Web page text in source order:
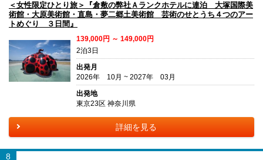
＜女性限定ひとり旅＞『倉敷の弊社Ａランクホテルに連泊 大塚国際美
術館・大原美術館・直島・夢二郷土美術館 芸術のせとうち４つのアー
トめぐり ３日間』
139,000円 ～ 149,000円
2泊3日
出発月
2026年 10月 ~ 2027年 03月
出発地
東京23区 神奈川県
詳細を見る
8